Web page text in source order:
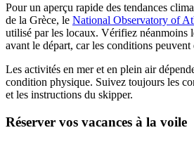
Pour un aperçu rapide des tendances
de la Grèce, le National Observatory of
utilisé par les locaux. Vérifiez néanmoins
avant le départ, car les conditions peuvent
Les activités en mer et en plein air
condition physique. Suivez toujours les
et les instructions du skipper.
Réserver vos vacances à la voile